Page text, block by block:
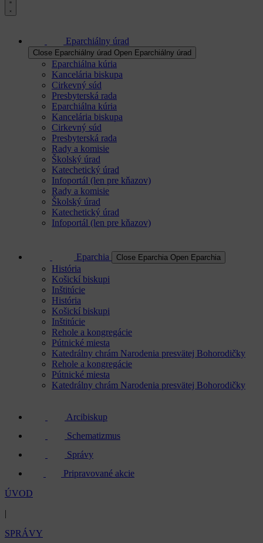
Eparchiálny úrad
Close Eparchiálny úrad Open Eparchiálny úrad
Eparchiálna kúria
Kancelária biskupa
Cirkevný súd
Presbyterská rada
Eparchiálna kúria
Kancelária biskupa
Cirkevný súd
Presbyterská rada
Rady a komisie
Školský úrad
Katechetický úrad
Infoportál (len pre kňazov)
Rady a komisie
Školský úrad
Katechetický úrad
Infoportál (len pre kňazov)
Eparchia Close Eparchia Open Eparchia
História
Košickí biskupi
Inštitúcie
História
Košickí biskupi
Inštitúcie
Rehole a kongregácie
Pútnické miesta
Katedrálny chrám Narodenia presvätej Bohorodičky
Rehole a kongregácie
Pútnické miesta
Katedrálny chrám Narodenia presvätej Bohorodičky
Arcibiskup
Schematizmus
Správy
Pripravované akcie
ÚVOD
|
SPRÁVY